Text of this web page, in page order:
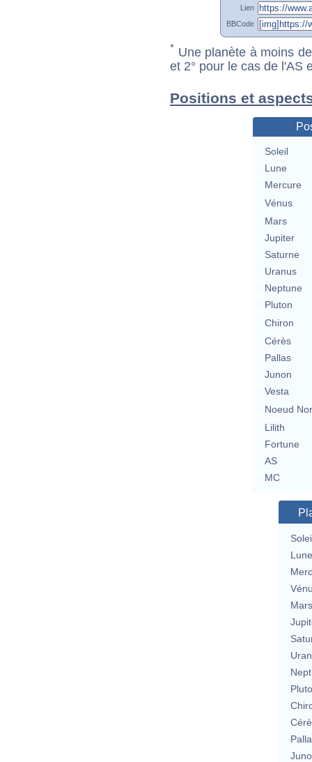
Lien
BBCode
* Une planète à moins
et 2° pour le cas de l'AS
Positions et
Soleil
Lune
Mercure
Vénus
Mars
Jupiter
Saturne
Uranus
Neptune
Pluton
Chiron
Cérès
Pallas
Junon
Vesta
Noeud
Lilith
Fortune
AS
MC
Lune
Mars